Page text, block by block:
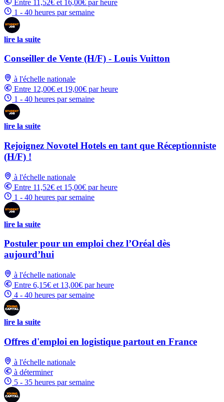
Entre 11,52€ et 16,00€ par heure
1 - 40 heures par semaine
lire la suite
Conseiller de Vente (H/F) - Louis Vuitton
à l'échelle nationale
Entre 12,00€ et 19,00€ par heure
1 - 40 heures par semaine
lire la suite
Rejoignez Novotel Hotels en tant que Réceptionniste
(H/F) !
à l'échelle nationale
Entre 11,52€ et 15,00€ par heure
1 - 40 heures par semaine
lire la suite
Postuler pour un emploi chez l’Oréal dès
aujourd’hui
à l'échelle nationale
Entre 6,15€ et 13,00€ par heure
4 - 40 heures par semaine
lire la suite
Offres d'emploi en logistique partout en France
à l'échelle nationale
à déterminer
5 - 35 heures par semaine